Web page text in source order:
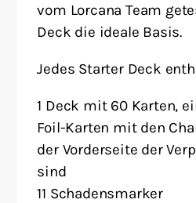
vom Lorcana Team
Deck die ideale Basis.
Jedes Starter Deck
1 Deck mit 60 Karten,
Foil-Karten mit den
der Vorderseite der
sind
11 Schadensmarker